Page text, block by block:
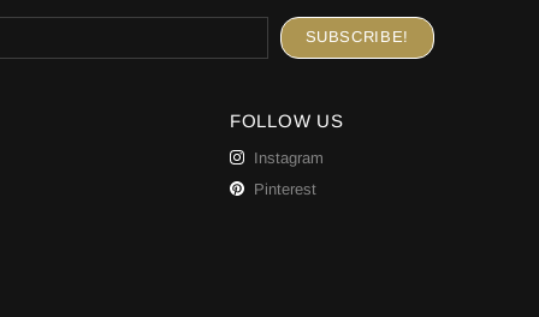
FOLLOW US
Instagram
Pinterest